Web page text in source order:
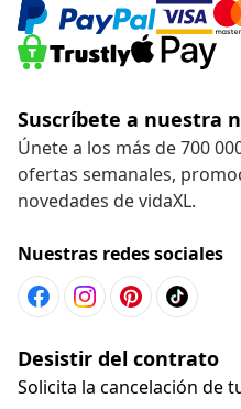
Suscríbete a nuestra
Únete a los más de 700
ofertas semanales,
novedades de vidaXL.
Nuestras redes sociales
Desistir del contrato
Solicita la cancelación de